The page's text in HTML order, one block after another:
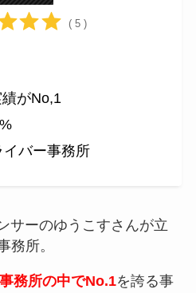
( 5 )
がNo,1
バー事務所
サーのゆうこすさんが立
務所。
務所の中でNo.1を誇る事